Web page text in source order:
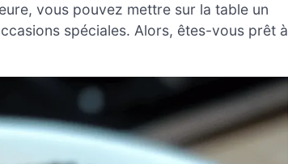
vous pouvez mettre sur la table un
spéciales. Alors, êtes-vous prêt à